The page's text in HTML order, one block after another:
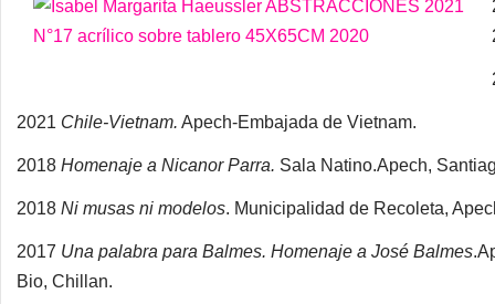
2021 Chile-Vietnam. Apech-Embajada de Vietnam.
2018 Homenaje a Nicanor Parra. Sala Natino.Apech,
2018 Ni musas ni modelos. Municipalidad de Recoleta,
2017 Una palabra para Balmes. Homenaje a José Balmes
Bio, Chillan.